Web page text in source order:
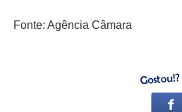
Fonte: Agência Câmara